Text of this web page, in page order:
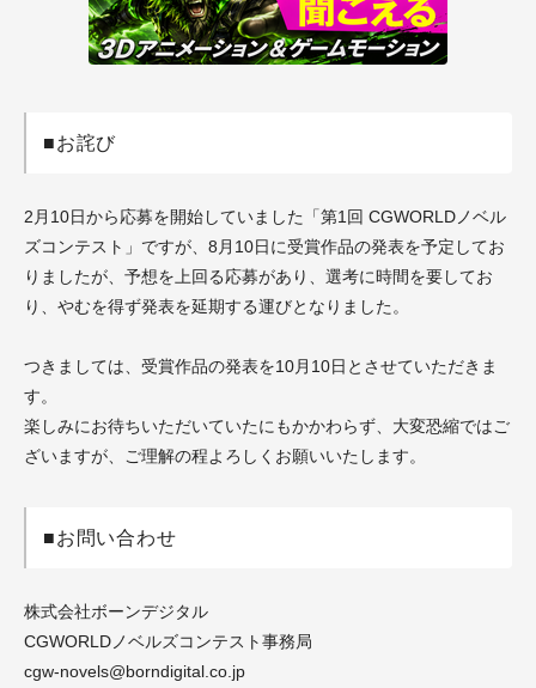
■お詫び
2月10日から応募を開始していました「第1回 CGWORLDノベル
ズコンテスト」ですが、8月10日に受賞作品の発表を予定してお
りましたが、予想を上回る応募があり、選考に時間を要してお
り、やむを得ず発表を延期する運びとなりました。
つきましては、受賞作品の発表を10月10日とさせていただきま
す。
楽しみにお待ちいただいていたにもかかわらず、大変恐縮ではご
ざいますが、ご理解の程よろしくお願いいたします。
■お問い合わせ
株式会社ボーンデジタル
CGWORLDノベルズコンテスト事務局
cgw-novels@borndigital.co.jp